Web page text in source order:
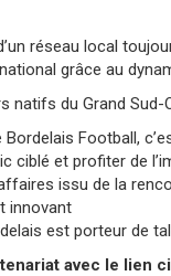
réseau local
grâce au
natifs du Grand
Football,
ciblé et profiter de
issu de la
innovant
est porteur de
avec le lien